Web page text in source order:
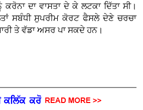
ਦਾ ਵਾਸਤਾ ਦੇ ਕੇ ਲਟਕਾ ਦਿੱਤਾ ਸੀ।
ਸਬੰਧੀ ਸੁਪਰੀਮ ਕੋਰਟ ਫੈਸਲੇ ਦੇਣੇ ਚਰਚਾ
ਤੇ ਵੱਡਾ ਅਸਰ ਪਾ ਸਕਦੇ ਹਨ।